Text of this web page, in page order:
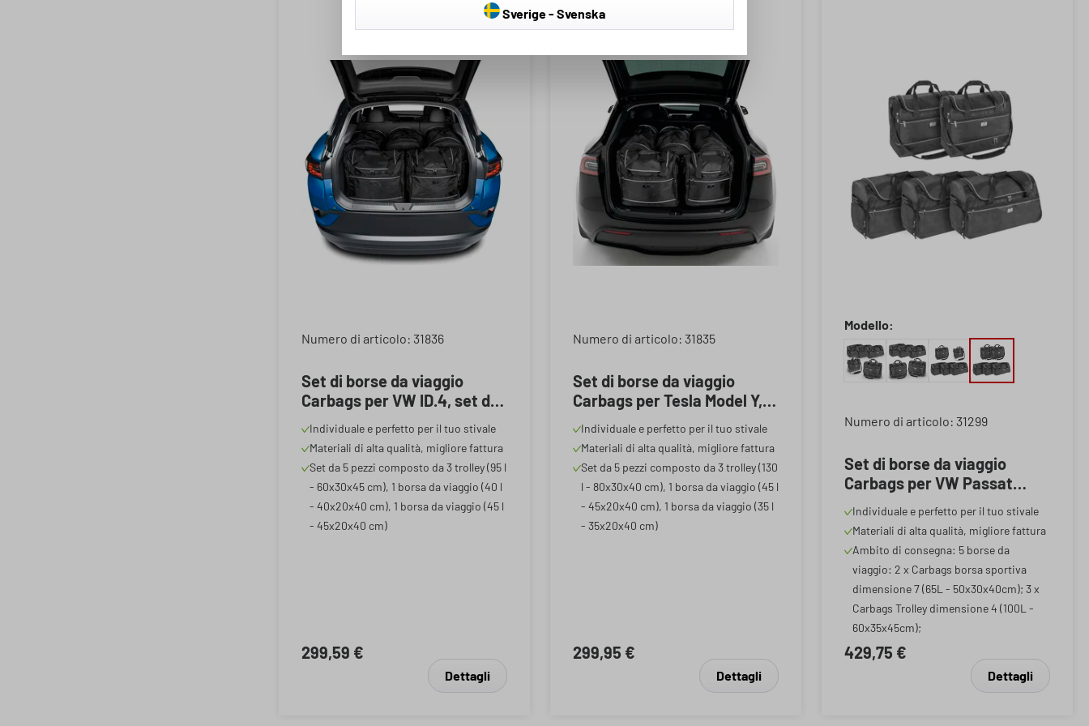
Numero di articolo: 31836
Set di borse da viaggio
Carbags per VW ID.4, set di
borse da bagagliaio, set di 5
pezzi composto da 3 borse
trolley (95 l), 1 borsa da
viaggio (40 l), 1 borsa da
viaggio (45 l)
Individuale e perfetto per il tuo stivale
Materiali di alta qualità, migliore fattura
Set da 5 pezzi composto da 3 trolley (95 l
- 60x30x45 cm), 1 borsa da viaggio (40 l
- 40x20x40 cm), 1 borsa da viaggio (45 l
- 45x20x40 cm)
299,59 €
Dettagli
Numero di articolo: 31835
Set di borse da viaggio
Carbags per Tesla Model Y,
set di borse da bagagliaio,
set di 5 pezzi composto da 3
borse trolley (130 l), 3 borse
da viaggio (45 l), 1 borsa da
viaggio (35 l)
Individuale e perfetto per il tuo stivale
Materiali di alta qualità, migliore fattura
Set da 5 pezzi composto da 3 trolley (130
l - 80x30x40 cm), 1 borsa da viaggio (45 l
- 45x20x40 cm), 1 borsa da viaggio (35 l
- 35x20x40 cm)
299,95 €
Dettagli
Modello:
Numero di articolo: 31299
Set di borse da viaggio
Carbags per VW Passat
Variant B8 (3G5), set di 5
borse da bagagliaio, 2x
borsa sportiva 65l + 3x borsa
trolley 100l
Individuale e perfetto per il tuo stivale
Materiali di alta qualità, migliore fattura
Ambito di consegna: 5 borse da
viaggio: 2 x Carbags borsa sportiva
dimensione 7 (65L - 50x30x40cm); 3 x
Carbags Trolley dimensione 4 (100L -
60x35x45cm);
429,75 €
Dettagli
Sverige - Svenska